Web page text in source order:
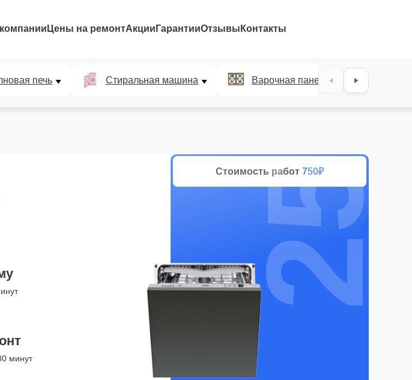
Цены на ремонтАкции ГарантииОтзывы Контакты
печь Стиральная машина Варочная панель
минут
Стоимость работ 750₽
25%